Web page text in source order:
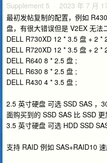
Supplement 5 · 2023 年 7 月
最初发帖复制的配置，例如
盘，有很大错误但是 V2EX 无法
DELL R730XD 12 * 3.5 盘 + 2 *
DELL R720XD 12 * 3.5 盘 + 2 *
DELL R640 8 * 2.5 盘 ;
DELL R630 8 * 2.5 盘 ;
DELL R430 4 * 3.5 盘 ;
2.5 英寸硬盘 可选 SSD SAS ，
面购买到的 SSD SAS 比 SSD
3.5 英寸硬盘 可选 HDD SSD
支持 RAID 例如 SAS+RAID10